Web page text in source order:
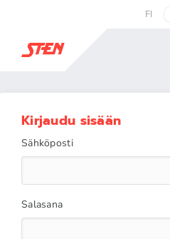
FI
Kirjaudu sisään
Sähköposti
Salasana